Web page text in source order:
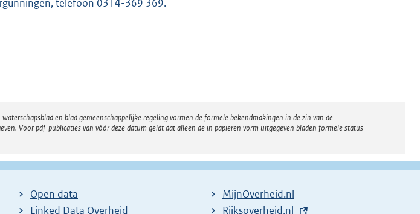
0 telefoon 0314-369 369.
en blad gemeenschappelijke regeling vormen de formele bekendmakingen in de zin van de
Voor pdf-publicaties van vóór deze datum geldt dat alleen de in papieren vorm uitgegeven bladen formele status
Open data
Linked Data Overheid
MijnOverheid.nl
E
Rijksoverheid.nl